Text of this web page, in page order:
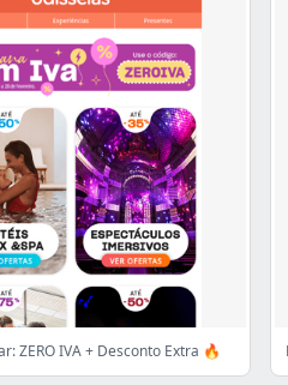
ZERO IVA + Desconto Extra 🔥